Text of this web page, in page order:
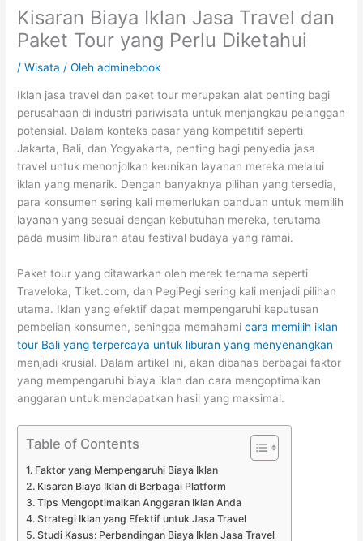
Kisaran Biaya Iklan Jasa Travel dan
Paket Tour yang Perlu Diketahui
/Wisata / Olehadminebook
Iklan jasa travel dan paket tour merupakan alat penting bagi
perusahaan di industri pariwisata untuk menjangkau pelanggan
potensial. Dalam konteks pasar yang kompetitif seperti
Jakarta, Bali, dan Yogyakarta, penting bagi penyedia jasa
travel untuk menonjolkan keunikan layanan mereka melalui
iklan yang menarik. Dengan banyaknya pilihan yang tersedia,
para konsumen sering kali memerlukan panduan untuk memilih
layanan yang sesuai dengan kebutuhan mereka, terutama
pada musim liburan atau festival budaya yang ramai.
Paket tour yang ditawarkan oleh merek ternama seperti
Traveloka, Tiket.com, dan PegiPegi sering kali menjadi pilihan
utama. Iklan yang efektif dapat mempengaruhi keputusan
pembelian konsumen, sehingga memahamicara memilih iklan
tour Bali yang terpercaya untuk liburan yang menyenangkan
menjadi krusial. Dalam artikel ini, akan dibahas berbagai faktor
yang mempengaruhi biaya iklan dan cara mengoptimalkan
anggaran untuk mendapatkan hasil yang maksimal.
Table of Contents
Faktor yang Mempengaruhi Biaya Iklan
Kisaran Biaya Iklan di Berbagai Platform
Tips Mengoptimalkan Anggaran Iklan Anda
Strategi Iklan yang Efektif untuk Jasa Travel
Studi Kasus: Perbandingan Biaya Iklan Jasa Travel